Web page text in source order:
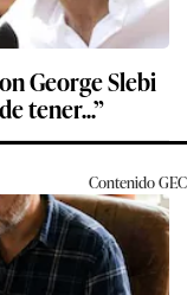
George Slebi
tener...”
ContenidoGEC